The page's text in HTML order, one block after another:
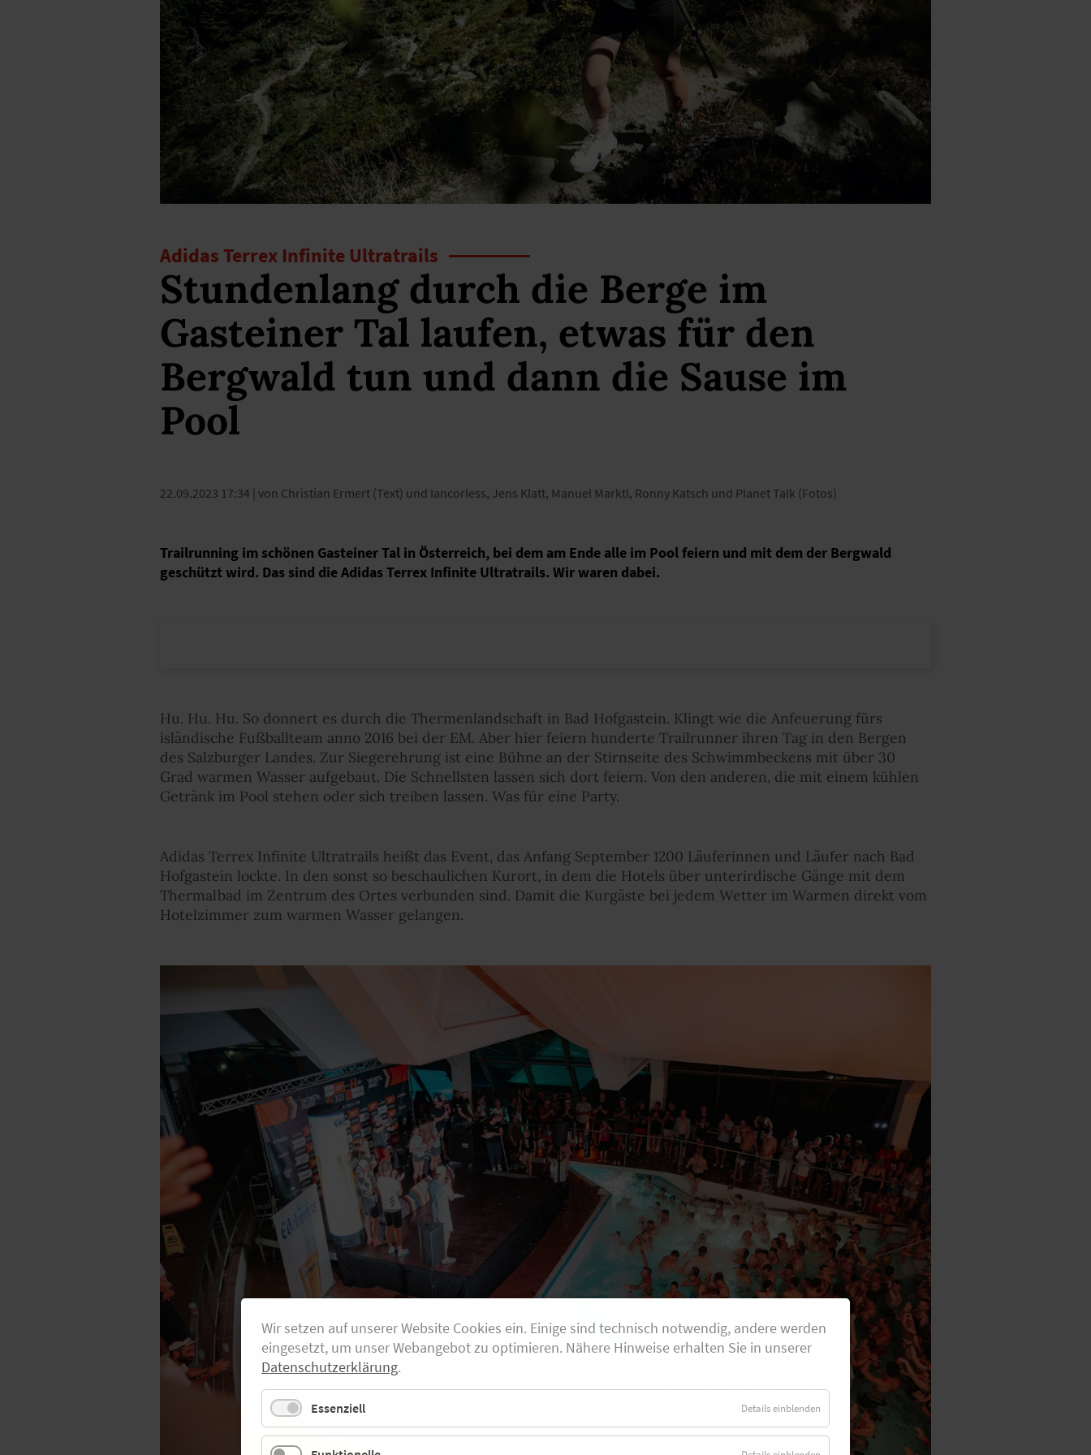
Adidas Terrex Infinite Ultratrails
Stundenlang durch die Berge im
Gasteiner Tal laufen, etwas für den
Bergwald tun und dann die Sause im
Pool
22.09.2023 17:34 | von Christian Ermert (Text) und Iancorless, Jens Klatt, Manuel Marktl, Ronny Katsch und Planet Talk (Fotos)
Trailrunning im schönen Gasteiner Tal in Österreich, bei dem am Ende alle im Pool feiern und mit dem der Bergwald
geschützt wird. Das sind die Adidas Terrex Infinite Ultratrails. Wir waren dabei.
Hu. Hu. Hu. So donnert es durch die Thermenlandschaft in Bad Hofgastein. Klingt wie die Anfeuerung fürs
isländische Fußballteam anno 2016 bei der EM. Aber hier feiern hunderte Trailrunner ihren Tag in den Bergen
des Salzburger Landes. Zur Siegerehrung ist eine Bühne an der Stirnseite des Schwimmbeckens mit über 30
Grad warmen Wasser aufgebaut. Die Schnellsten lassen sich dort feiern. Von den anderen, die mit einem kühlen
Getränk im Pool stehen oder sich treiben lassen. Was für eine Party.
Adidas Terrex Infinite Ultratrails heißt das Event, das Anfang September 1200 Läuferinnen und Läufer nach Bad
Hofgastein lockte. In den sonst so beschaulichen Kurort, in dem die Hotels über unterirdische Gänge mit dem
Thermalbad im Zentrum des Ortes verbunden sind. Damit die Kurgäste bei jedem Wetter im Warmen direkt vom
Hotelzimmer zum warmen Wasser gelangen.
Wir setzen auf unserer Website Cookies ein. Einige sind technisch notwendig, andere werden
eingesetzt, um unser Webangebot zu optimieren. Nähere Hinweise erhalten Sie in unserer
Datenschutzerklärung.
Essenziell Details einblenden